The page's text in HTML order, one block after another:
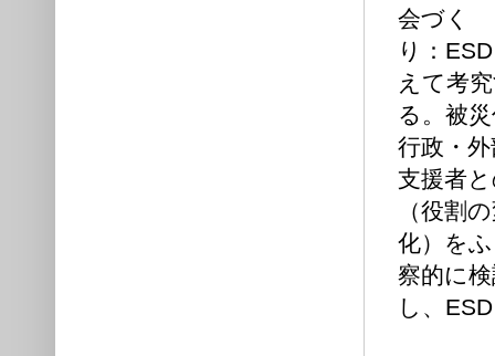
会づく
り：
えて考
る。被
行政・
支援者
（役割
化）を
察的に
し、